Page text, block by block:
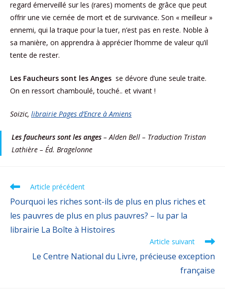
regard émerveillé sur les (rares) moments de grâce que peut
offrir une vie cernée de mort et de survivance. Son « meilleur »
ennemi, qui la traque pour la tuer, n’est pas en reste. Noble à
sa manière, on apprendra à apprécier l’homme de valeur qu’il
tente de rester.
Les Faucheurs sont les Anges se dévore d’une seule traite.
On en ressort chamboulé, touché.. et vivant !
Soizic, librairie Pages d’Encre à Amiens
Les faucheurs sont les anges – Alden Bell – Traduction Tristan
Lathière – Éd. Bragelonne
Article précédent
Pourquoi les riches sont-ils de plus en plus riches et
les pauvres de plus en plus pauvres? – lu par la
librairie La Boîte à Histoires
Article suivant
Le Centre National du Livre, précieuse exception
française